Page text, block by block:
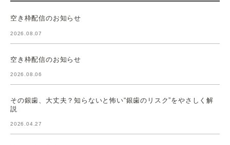
空き枠配信のお知らせ
2026.08.07
空き枠配信のお知らせ
2026.08.06
その銀歯、大丈夫？知らないと怖い“銀歯のリスク”をやさしく解
説
2026.04.27